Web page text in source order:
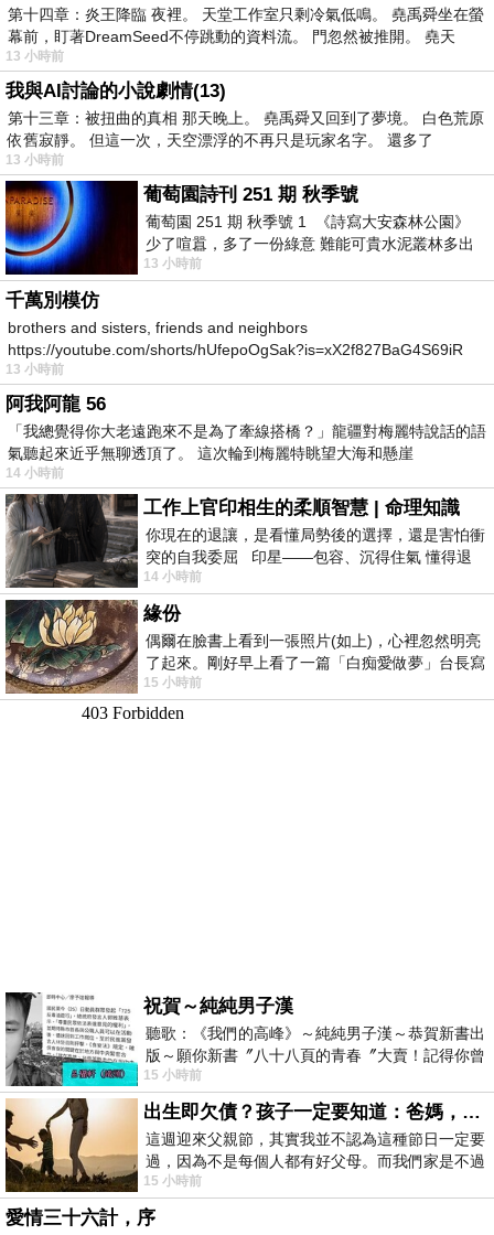
第十四章：炎王降臨 夜裡。 天堂工作室只剩冷氣低鳴。 堯禹舜坐在螢
幕前，盯著DreamSeed不停跳動的資料流。 門忽然被推開。 堯天
13 小時前
我與AI討論的小說劇情(13)
第十三章：被扭曲的真相 那天晚上。 堯禹舜又回到了夢境。 白色荒原
依舊寂靜。 但這一次，天空漂浮的不再只是玩家名字。 還多了
13 小時前
葡萄園詩刊 251 期 秋季號
葡萄園 251 期 秋季號 1 《詩寫大安森林公園》
少了喧囂，多了一份綠意 難能可貴水泥叢林多出
一
13 小時前
千萬別模仿
brothers and sisters, friends and neighbors
https://youtube.com/shorts/hUfepoOgSak?is=xX2f827BaG4S69iR
https
13 小時前
阿我阿龍 56
「我總覺得你大老遠跑來不是為了牽線搭橋？」龍疆對梅麗特說話的語
氣聽起來近乎無聊透頂了。 這次輪到梅麗特眺望大海和懸崖
14 小時前
工作上官印相生的柔順智慧 | 命理知識
你現在的退讓，是看懂局勢後的選擇，還是害怕衝
突的自我委屈 印星——包容、沉得住氣 懂得退
一步觀察，不會
14 小時前
緣份
偶爾在臉書上看到一張照片(如上)，心裡忽然明亮
了起來。剛好早上看了一篇「白痴愛做夢」台長寫
的貼文，在回顧年輕時瘋狂愛上
15 小時前
祝賀～純純男子漢
聽歌：《我們的高峰》～純純男子漢～恭賀新書出
版～願你新書〞八十八頁的青春〞大賣！記得你曾
經在我的版留言…「好讚的圖^^感覺大家
15 小時前
出生即欠債？孩子一定要知道：爸媽，其實我不欠你們
這週迎來父親節，其實我並不認為這種節日一定要
過，因為不是每個人都有好父母。而我們家是不過
節的，平時也沒什麼儀式感，生活趨近冷
15 小時前
愛情三十六計，序